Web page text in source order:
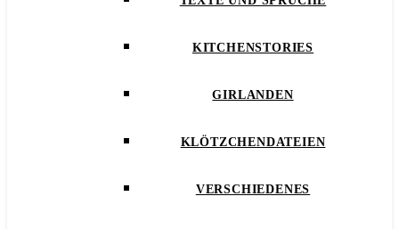
KITCHENSTORIES
GIRLANDEN
KLÖTZCHENDATEIEN
VERSCHIEDENES